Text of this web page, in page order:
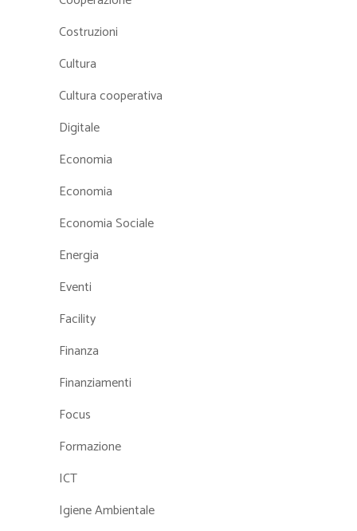
Costruzioni
Cultura
Cultura cooperativa
Digitale
Economia
Economia
Economia Sociale
Energia
Eventi
Facility
Finanza
Finanziamenti
Focus
Formazione
ICT
Igiene Ambientale